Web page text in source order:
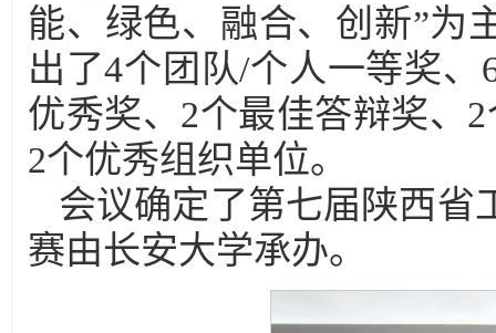
能、绿色、融合、创新”为
出了4个团队/个人一等奖
优秀奖、2个最佳答辩奖、
2个优秀组织单位。
会议确定了第七届陕西省
赛由长安大学承办。